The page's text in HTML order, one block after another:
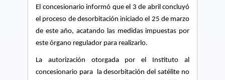
El concesionario informó que el 3 de abril concluyó
el proceso de desorbitación iniciado el 25 de marzo
de este año, acatando las medidas impuestas por
este órgano regulador para realizarlo.
La autorización otorgada por el Instituto al
concesionario para
la desorbitación del satélite no